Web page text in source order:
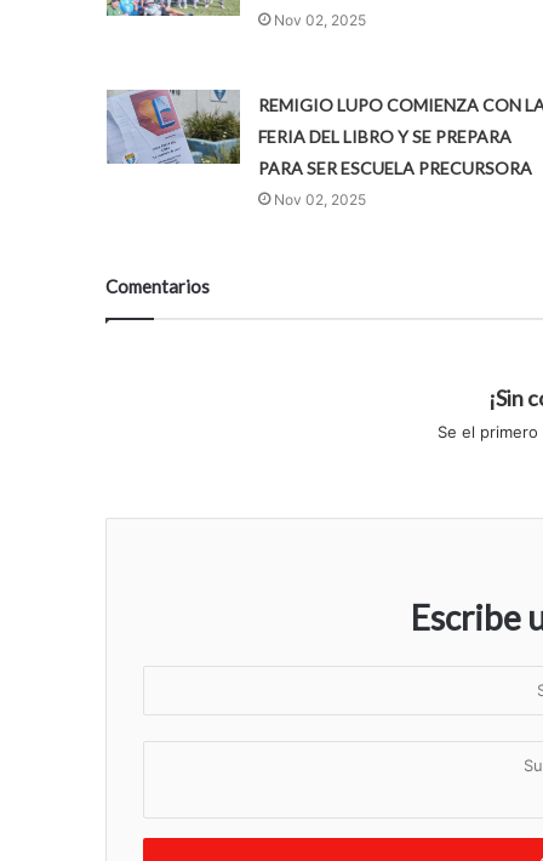
Nov 02, 2025
REMIGIO LUPO COMIENZA CON
FERIA DEL LIBRO Y SE PREPARA
PARA SER ESCUELA PRECURSORA
Nov 02, 2025
Comentarios
¡Sin
Se el
Escribe